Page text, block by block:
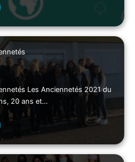
Les Anciennetés 2021 du
20 ans et…